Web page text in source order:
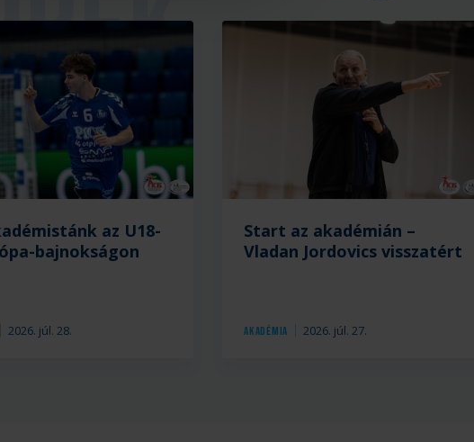
2026. júl. 28.
az U18-
bajnokságon
Akadémia 2026. júl. 27.
Start az akadémián –
Vladan Jordovics visszatért